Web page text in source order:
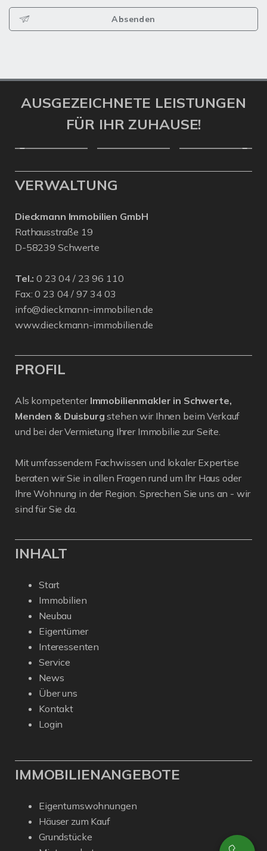
Absenden
AUSGEZEICHNETE LEISTUNGEN
FÜR IHR ZUHAUSE!
VERWALTUNG
Dieckmann Immobilien GmbH
Rathausstraße 19
D-58239 Schwerte
Tel.: 0 23 04 / 23 96 110
Fax: 0 23 04 / 97 34 03
info@dieckmann-immobilien.de
www.dieckmann-immobilien.de
PROFIL
Als kompetenter Immobilienmakler in Schwerte,
Menden & Duisburg stehen wir Ihnen beim Verkauf
und bei der Vermietung Ihrer Immobilie zur Seite.
Mit umfassendem Fachwissen und lokaler Expertise
beraten wir Sie in allen Fragen rund um Ihr Haus oder
Ihre Wohnung in der Region. Sprechen Sie uns an - wir
sind für Sie da.
INHALT
Start
Immobilien
Neubau
Eigentümer
Interessenten
Service
News
Über uns
Kontakt
Login
IMMOBILIENANGEBOTE
Eigentumswohnungen
Häuser zum Kauf
Grundstücke